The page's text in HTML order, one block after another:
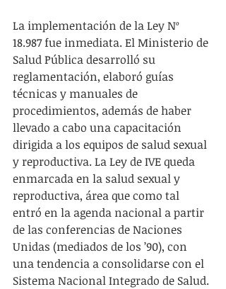
La implementación de la Ley Nº
18.987 fue inmediata. El Ministerio de
Salud Pública desarrolló su
reglamentación, elaboró guías
técnicas y manuales de
procedimientos, además de haber
llevado a cabo una capacitación
dirigida a los equipos de salud sexual
y reproductiva. La Ley de IVE queda
enmarcada en la salud sexual y
reproductiva, área que como tal
entró en la agenda nacional a partir
de las conferencias de Naciones
Unidas (mediados de los ’90), con
una tendencia a consolidarse con el
Sistema Nacional Integrado de Salud.